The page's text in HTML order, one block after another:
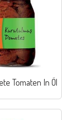
Tomaten In Öl